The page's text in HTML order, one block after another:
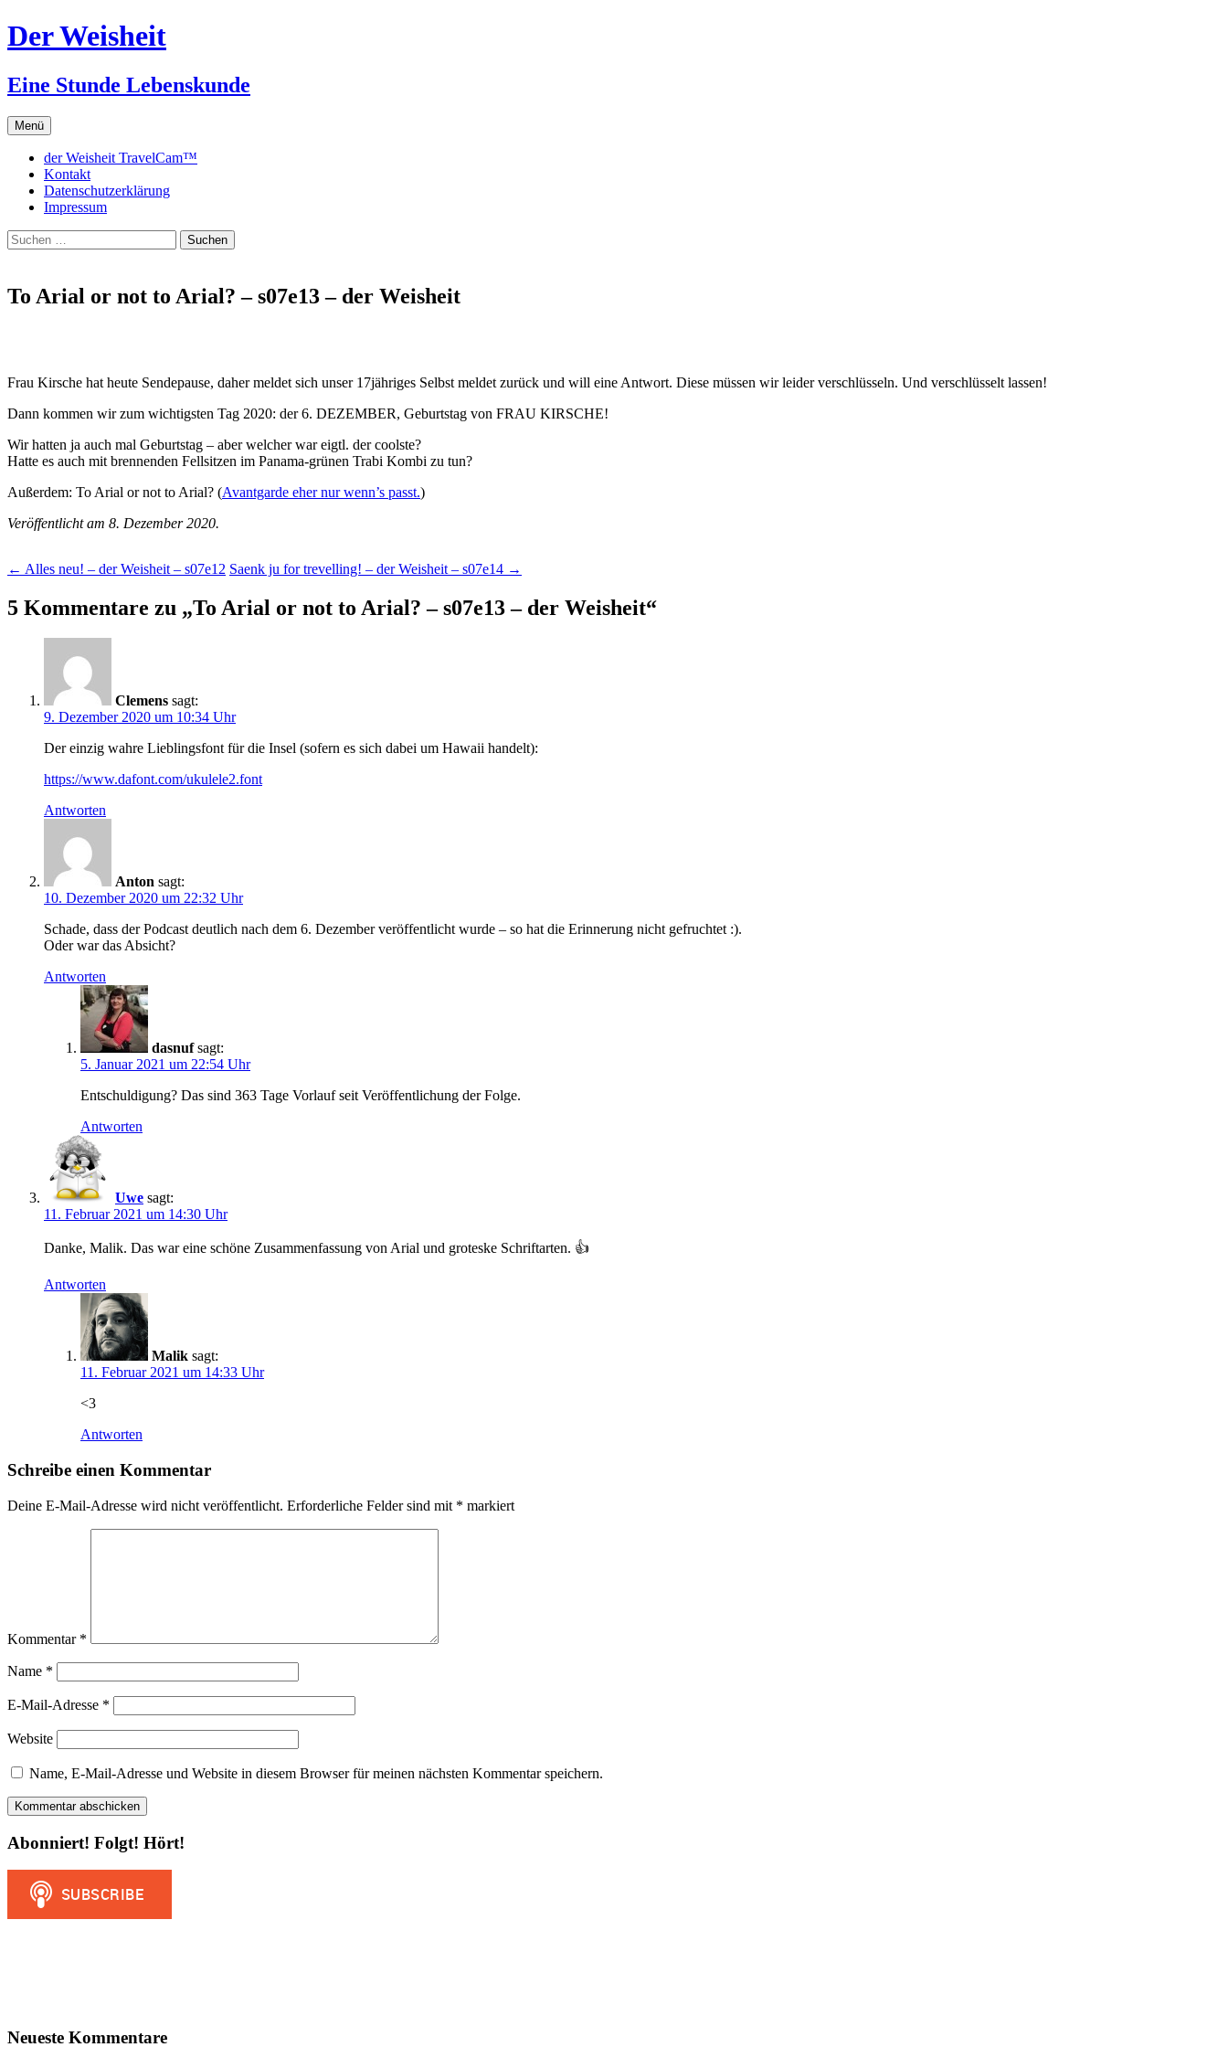
Zum
Inhalt
Der Weisheit
Eine Stunde Lebenskunde
Menü
der Weisheit TravelCam™
Kontakt
Datenschutzerklärung
Impressum
Suchen
nach:
To Arial or not to Arial? – s07e13 – der Weisheit
Frau Kirsche hat heute Sendepause, daher meldet sich unser 17jähriges Selbst meldet zurück und will eine Antwort. Diese müssen wir leider verschlüsseln. Und verschlüsselt lassen!
Dann kommen wir zum wichtigsten Tag 2020: der 6. DEZEMBER, Geburtstag von FRAU KIRSCHE!
Wir hatten ja auch mal Geburtstag – aber welcher war eigtl. der coolste?
Hatte es auch mit brennenden Fellsitzen im Panama-grünen Trabi Kombi zu tun?
Außerdem: To Arial or not to Arial? (Avantgarde eher nur wenn’s passt.)
Veröffentlicht am 8. Dezember 2020.
Beitragsnavigation
← Alles neu! – der Weisheit – s07e12 Saenk ju for trevelling! – der Weisheit – s07e14 →
5 Kommentare zu „To Arial or not to Arial? – s07e13 – der Weisheit“
Clemens sagt:
9. Dezember 2020 um 10:34 Uhr
Der einzig wahre Lieblingsfont für die Insel (sofern es sich dabei um Hawaii handelt):
https://www.dafont.com/ukulele2.font
Antworten
Anton sagt:
10. Dezember 2020 um 22:32 Uhr
Schade, dass der Podcast deutlich nach dem 6. Dezember veröffentlicht wurde – so hat die Erinnerung nicht gefruchtet :).
Oder war das Absicht?
Antworten
dasnuf sagt:
5. Januar 2021 um 22:54 Uhr
Entschuldigung? Das sind 363 Tage Vorlauf seit Veröffentlichung der Folge.
Antworten
Uwe sagt:
11. Februar 2021 um 14:30 Uhr
Danke, Malik. Das war eine schöne Zusammenfassung von Arial und groteske Schriftarten. 👍
Antworten
Malik sagt:
11. Februar 2021 um 14:33 Uhr
<3
Antworten
Schreibe einen Kommentar
Deine E-Mail-Adresse wird nicht veröffentlicht. Erforderliche Felder sind mit * markiert
Kommentar *
Name *
E-Mail-Adresse *
Website
Name, E-Mail-Adresse und Website in diesem Browser für meinen nächsten Kommentar speichern.
Abonniert! Folgt! Hört!
Neueste Kommentare